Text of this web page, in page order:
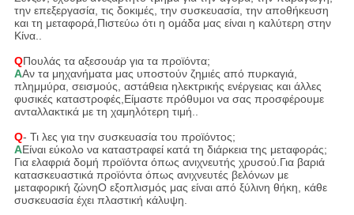
την επεξεργασία, τις δοκιμές, την συσκευασία, την αποθήκευση
και τη μεταφορά,Πιστεύω ότι η ομάδα μας είναι η καλύτερη στην
Κίνα..
QΠουλάς τα αξεσουάρ για τα προϊόντα;
ΑΑν τα μηχανήματα μας υποστούν ζημιές από πυρκαγιά,
πλημμύρα, σεισμούς, αστάθεια ηλεκτρικής ενέργειας και άλλες
φυσικές καταστροφές,Είμαστε πρόθυμοι να σας προσφέρουμε
ανταλλακτικά με τη χαμηλότερη τιμή..
Q- Τι λες για την συσκευασία του προϊόντος;
ΑΕίναι εύκολο να καταστραφεί κατά τη διάρκεια της μεταφοράς;
Για ελαφριά δομή προϊόντα όπως ανιχνευτής χρυσού.Για βαριά
κατασκευαστικά προϊόντα όπως ανιχνευτές βελόνων με
μεταφορική ζώνηΟ εξοπλισμός μας είναι από ξύλινη θήκη, κάθε
συσκευασία έχει πλαστική κάλυψη.